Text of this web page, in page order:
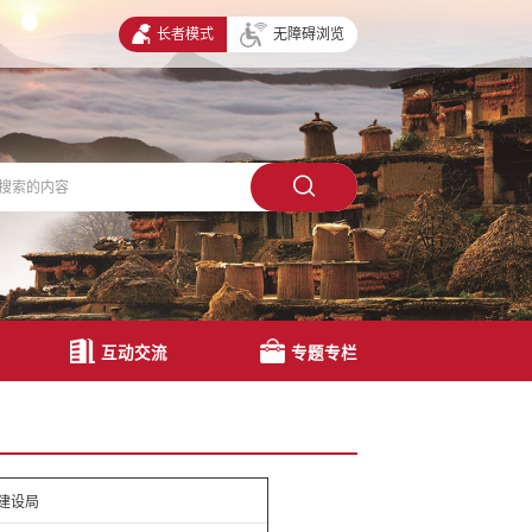
长者模式 无障碍浏览
互动交流 专题专栏
设局